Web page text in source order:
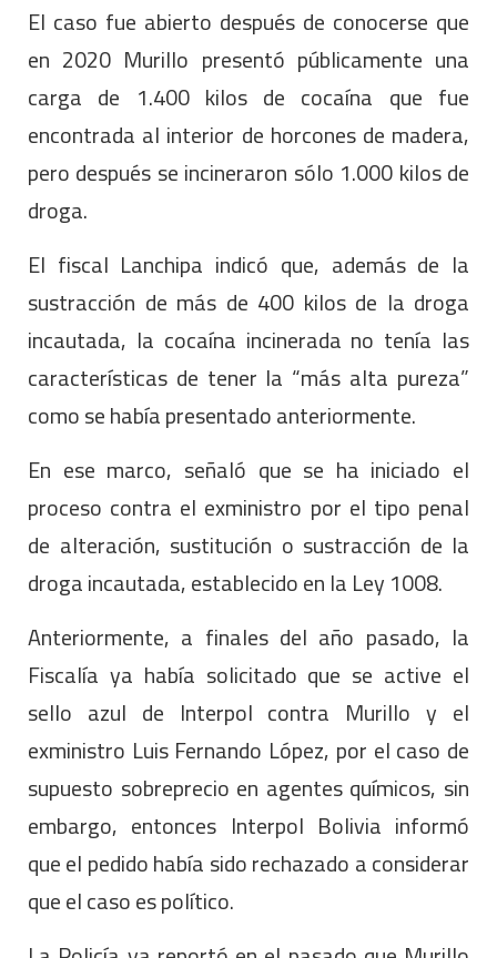
El caso fue abierto después de conocerse que
en 2020 Murillo presentó públicamente una
carga de 1.400 kilos de cocaína que fue
encontrada al interior de horcones de madera,
pero después se incineraron sólo 1.000 kilos de
droga.
El fiscal Lanchipa indicó que, además de la
sustracción de más de 400 kilos de la droga
incautada, la cocaína incinerada no tenía las
características de tener la “más alta pureza”
como se había presentado anteriormente.
En ese marco, señaló que se ha iniciado el
proceso contra el exministro por el tipo penal
de alteración, sustitución o sustracción de la
droga incautada, establecido en la Ley 1008.
Anteriormente, a finales del año pasado, la
Fiscalía ya había solicitado que se active el
sello azul de Interpol contra Murillo y el
exministro Luis Fernando López, por el caso de
supuesto sobreprecio en agentes químicos, sin
embargo, entonces Interpol Bolivia informó
que el pedido había sido rechazado a considerar
que el caso es político.